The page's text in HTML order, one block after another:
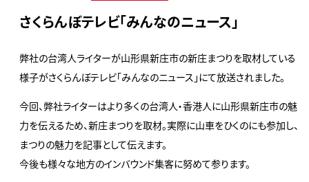
さくらんぼテレビ「みんなのニュース」
弊社の台湾人ライターが山形県新庄市の新庄まつりを取材している
様子がさくらんぼテレビ「みんなのニュース」にて放送されました。
今回、弊社ライターはより多くの台湾人・香港人に山形県新庄市の魅
力を伝えるため、新庄まつりを取材。実際に山車をひくのにも参加し、
まつりの魅力を記事として伝えます。
今後も様々な地方のインバウンド集客に努めて参ります。